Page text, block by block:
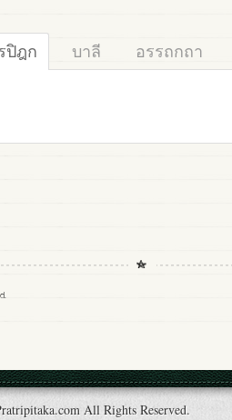
ปิฎก บาลี อรรถกถา
All Rights Reserved.